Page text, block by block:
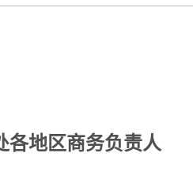
各地区商务负责人